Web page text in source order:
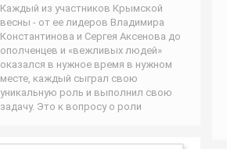
Каждый из участников Крымской
весны - от ее лидеров Владимира
Константинова и Сергея Аксенова до
ополченцев и «вежливых людей»
оказался в нужное время в нужном
месте, каждый сыграл свою
уникальную роль и выполнил свою
задачу. Это к вопросу о роли